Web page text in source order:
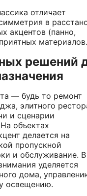
отличает
в
акцентов (панно,
материалов.
решений
— будь то ремонт
элитного
и сценарии
объектах
делается на
пропускной
и обслуживание. В
уделяется
дома,
освещению.